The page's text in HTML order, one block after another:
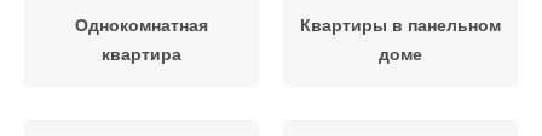
Однокомнатная
квартира
Квартиры в панельном
доме